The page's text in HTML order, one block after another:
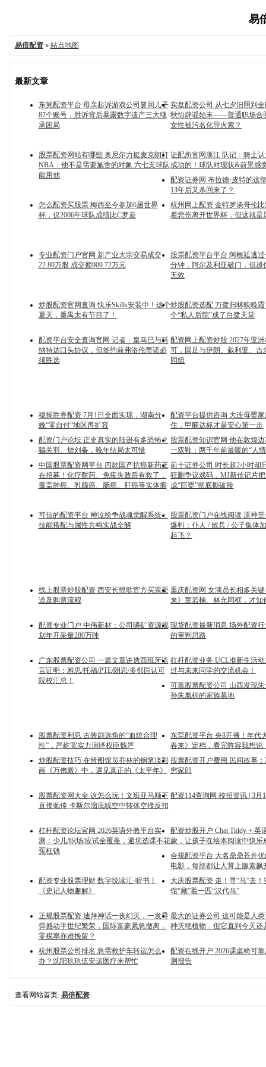
易
易倍配资» 站点地图
最新文章
东莞配资平台 母亲起诉游戏公司要回儿子
87个账号，胜诉背后暴露数字遗产三大继
承困局
实盘配资公司 从七夕旧照到
秋怡辟谣始末——普通职场合
女性被污名化导火索？
股票配资网站有哪些 奥尼尔力挺麦克朗打
NBA：他不是需要施舍的对象 六七支球队
能用他
证配所官网浙江 队记：骑士
成功的！球队对现状&前景感
配资证券网 布拉德·皮特的这
13年后又杀回来了？
怎么配资买股票 梅西至今参加6届世界
杯，仅2006年球队成绩比C罗差
杭州网上配资 金特罗谈哥伦
着悲伤离开世界杯，但这就是
专业配资门户官网 新产业大宗交易成交
22.80万股 成交额909.72万元
股票配资平台平台 阿根廷逃
分钟，阿尔及利亚破门，但越
无效
炒股配资官网查询 快乐Skills安装中！这个
夏天，番禺太有节目了！
炒股配资选配 万鹭归林映晚
个“私人后院”成了白鹭天堂
配资平台安全查询官网 记者：皇马已与科
纳特达口头协议，但签约前弗洛伦蒂诺必
须胜选
配资网上配资炒股 2027年亚
可，国足与伊朗、叙利亚、吉
同组
稳操胜券配资 7月1日全面实现，湖南分
娩“零自付”地区再扩容
配资平台提供咨询 大连母婴
住，甲醛达标才是安心第一步
配资门户论坛 正史真实的陆逊有多恐怖？
骗关羽、烧刘备，晚年结局太可惜
股票配资知识官网 他在敦煌
一双鞋：两千年前最暖的“人
中国股票配资网平台 四款国产抗癌新药正
在招募！化疗耐药、免疫失败后有救了，
覆盖肺癌、乳腺癌、肠癌、肝癌等实体瘤
前十证券公司 时长超2小时却
狂删争议戏码，MJ新传记片
成“巨婴”彻底撕破脸
可信的配资平台 神泣纷争战魂觉醒系统：
技能搭配与属性共鸣实战全解
股票配资门户在线阅读 原神
爆料：仆人 / 散兵 / 公子集体
起飞？
线上股票炒股配资 西安长恨歌官方买票渠
道及购票流程
重庆配资网 女演员长相多关
来》章若楠、林允同框，才知
配资专业门户 中伟新材：公司磷矿资源规
划年开采量280万吨
现货配资最新消息 场外配资
的审判思路
广东股票配资公司 一篇文章讲透西班牙语
言证明：雅思/托福/PTE/朗思/多邻国认可
院校汇总！
杠杆配资业务 UCL准新生活
过与未来同学的交流机会！
可靠股票配资公司 山西发现
孙朱胤杊的家族墓地
股票配资利息 古装剧选角的“血统合理
性”，严屹宽实力演绎权臣魏严
东莞配资平台 央8开播！年代
春来》定档，看完阵容我想说
炒股配资技巧 在晋图馆员乔林的钢笔淡彩
画《万佛殿》中，遇见真正的《太平年》
股票配资开户费用 民间故事
穷家郎
股票配资网大全 这怎么玩！文班亚马顺下
直接抛传 卡斯尔溜底线空中转体空接反扣
配资114查询网 校招资讯 | 3月
杠杆配资论坛官网 2026英语外教平台实
测：少儿/职场/应试全覆盖，避坑选课不花
冤枉钱
配资炒股开户 Chat Tiddy + 英
蒙，让孩子在绘本阅读中快乐
合规配资平台 大名鼎鼎苍井
电影，每部都让人肾上腺素飙
配资专业股票理财 数字悦读汇·听书丨
《史记人物趣解》
大庆股票配资 走！寻“马”去
馆“藏”着一匹“汉代马”
正规股票配资 迪拜神话一夜幻灭，一发导
弹撼动半世纪繁荣，国际富豪紧急撤离，
零税率亦难挽留？
最大的证券公司 这可能是人
种灭绝植物，但它直到今天还
杭州股票公司排名 急需救护车转运怎么
办？沈阳玖玖伍安运医疗来帮忙
配资在线开户 2026课桌椅可
测报告
查看网站首页: 易倍配资